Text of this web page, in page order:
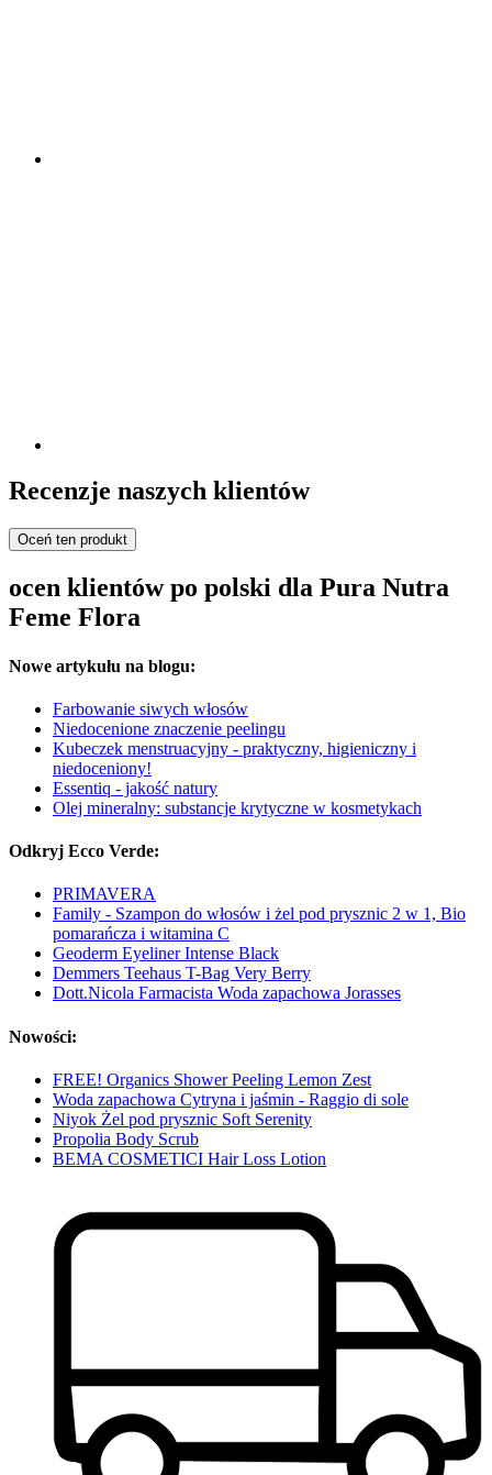
Recenzje naszych klientów
Oceń ten produkt
ocen klientów po polski dla Pura Nutra
Feme Flora
Nowe artykułu na blogu:
Farbowanie siwych włosów
Niedocenione znaczenie peelingu
Kubeczek menstruacyjny - praktyczny, higieniczny i
niedoceniony!
Essentiq - jakość natury
Olej mineralny: substancje krytyczne w kosmetykach
Odkryj Ecco Verde:
PRIMAVERA
Family - Szampon do włosów i żel pod prysznic 2 w 1, Bio
pomarańcza i witamina C
Geoderm Eyeliner Intense Black
Demmers Teehaus T-Bag Very Berry
Dott.Nicola Farmacista Woda zapachowa Jorasses
Nowości:
FREE! Organics Shower Peeling Lemon Zest
Woda zapachowa Cytryna i jaśmin - Raggio di sole
Niyok Żel pod prysznic Soft Serenity
Propolia Body Scrub
BEMA COSMETICI Hair Loss Lotion